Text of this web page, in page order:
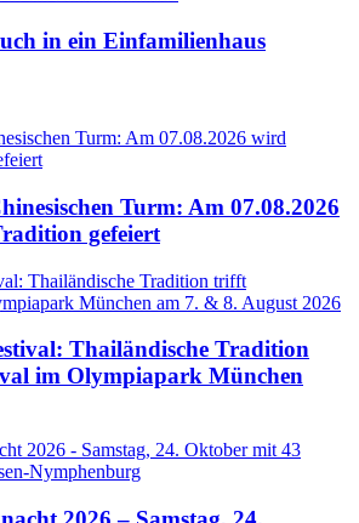
in ein Einfamilienhaus
Turm: Am 07.08.2026
gefeiert
Thailändische Tradition
im Olympiapark München